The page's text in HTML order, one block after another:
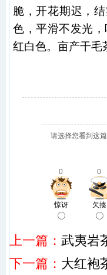
脆，开花期迟，
色，平滑不发光
红白色。亩产干毛
请选择您看到这
0 0
惊讶 欠揍
上一篇： 武夷岩
下一篇： 大红袍